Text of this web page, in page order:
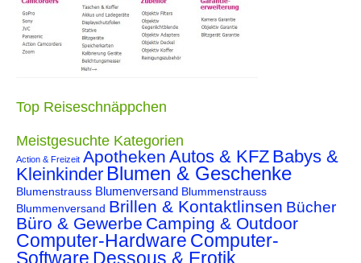
Top Reiseschnäppchen
Meistgesuchte Kategorien
Action & Freizeit Apotheken Autos & KFZ Babys &
Kleinkinder Blumen & Geschenke
Blumenstrauss Blumenversand Blummenstrauss
Blummenversand Brillen & Kontaktlinsen Bücher
Büro & Gewerbe Camping & Outdoor
Computer-Hardware Computer-
Software Dessous & Erotik